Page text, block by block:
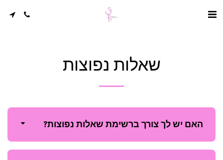
שאלות נפוצות
האם יש לך צורך ברשימת שאלות נפוצות?